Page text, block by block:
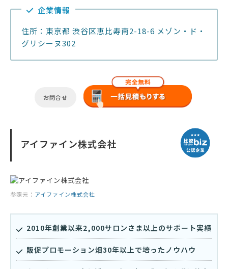
企業情報
住所：東京都 渋谷区恵比寿南2-18-6 メゾン・ド・
グリシーヌ302
お問合せ
アイファイン株式会社
参照元： アイファイン株式会社
2010年創業以来2,000サロンさま以上のサポート実績
販促プロモーション畑30年以上で培ったノウハウ